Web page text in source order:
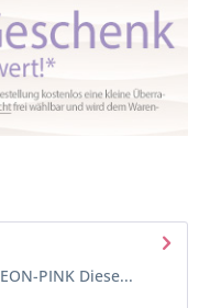
PINK Diese...